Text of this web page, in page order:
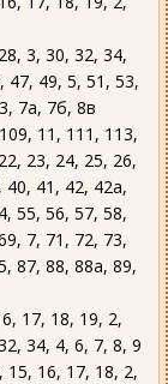
3, 30, 32, 34,
47, 49, 5, 51, 53,
7а, 7б, 8в
11, 111, 113,
23, 24, 25, 26,
40, 41, 42, 42а,
55, 56, 57, 58,
7, 71, 72, 73,
87, 88, 88а, 89,
17, 18, 19, 2,
34, 4, 6, 7, 8, 9
15, 16, 17, 18, 2,